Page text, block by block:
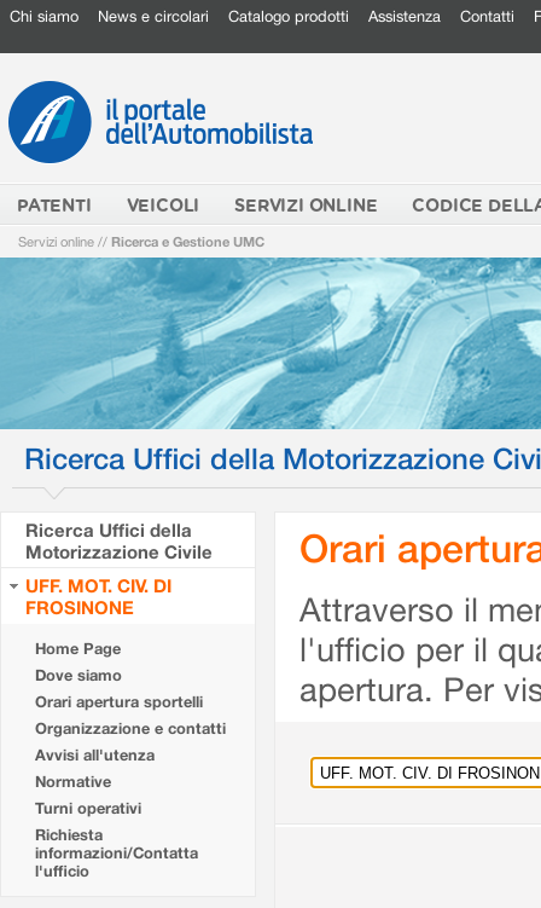
Chi siamo News e circolari Catalogo prodotti Assistenza Contatti
PATENTI VEICOLI SERVIZI ONLINE CODICE
Servizi online // Ricerca e Gestione UMC
Ricerca Uffici della Motorizzazione
Ricerca Uffici della
Motorizzazione Civile
UFF. MOT. CIV. DI
FROSINONE
Home Page
Dove siamo
Orari apertura sportelli
Organizzazione e contatti
Avvisi all'utenza
Normative
Turni operativi
Richiesta
informazioni/Contatta
l'ufficio
Orari
Attraverso il
l'ufficio per il
apertura. Per